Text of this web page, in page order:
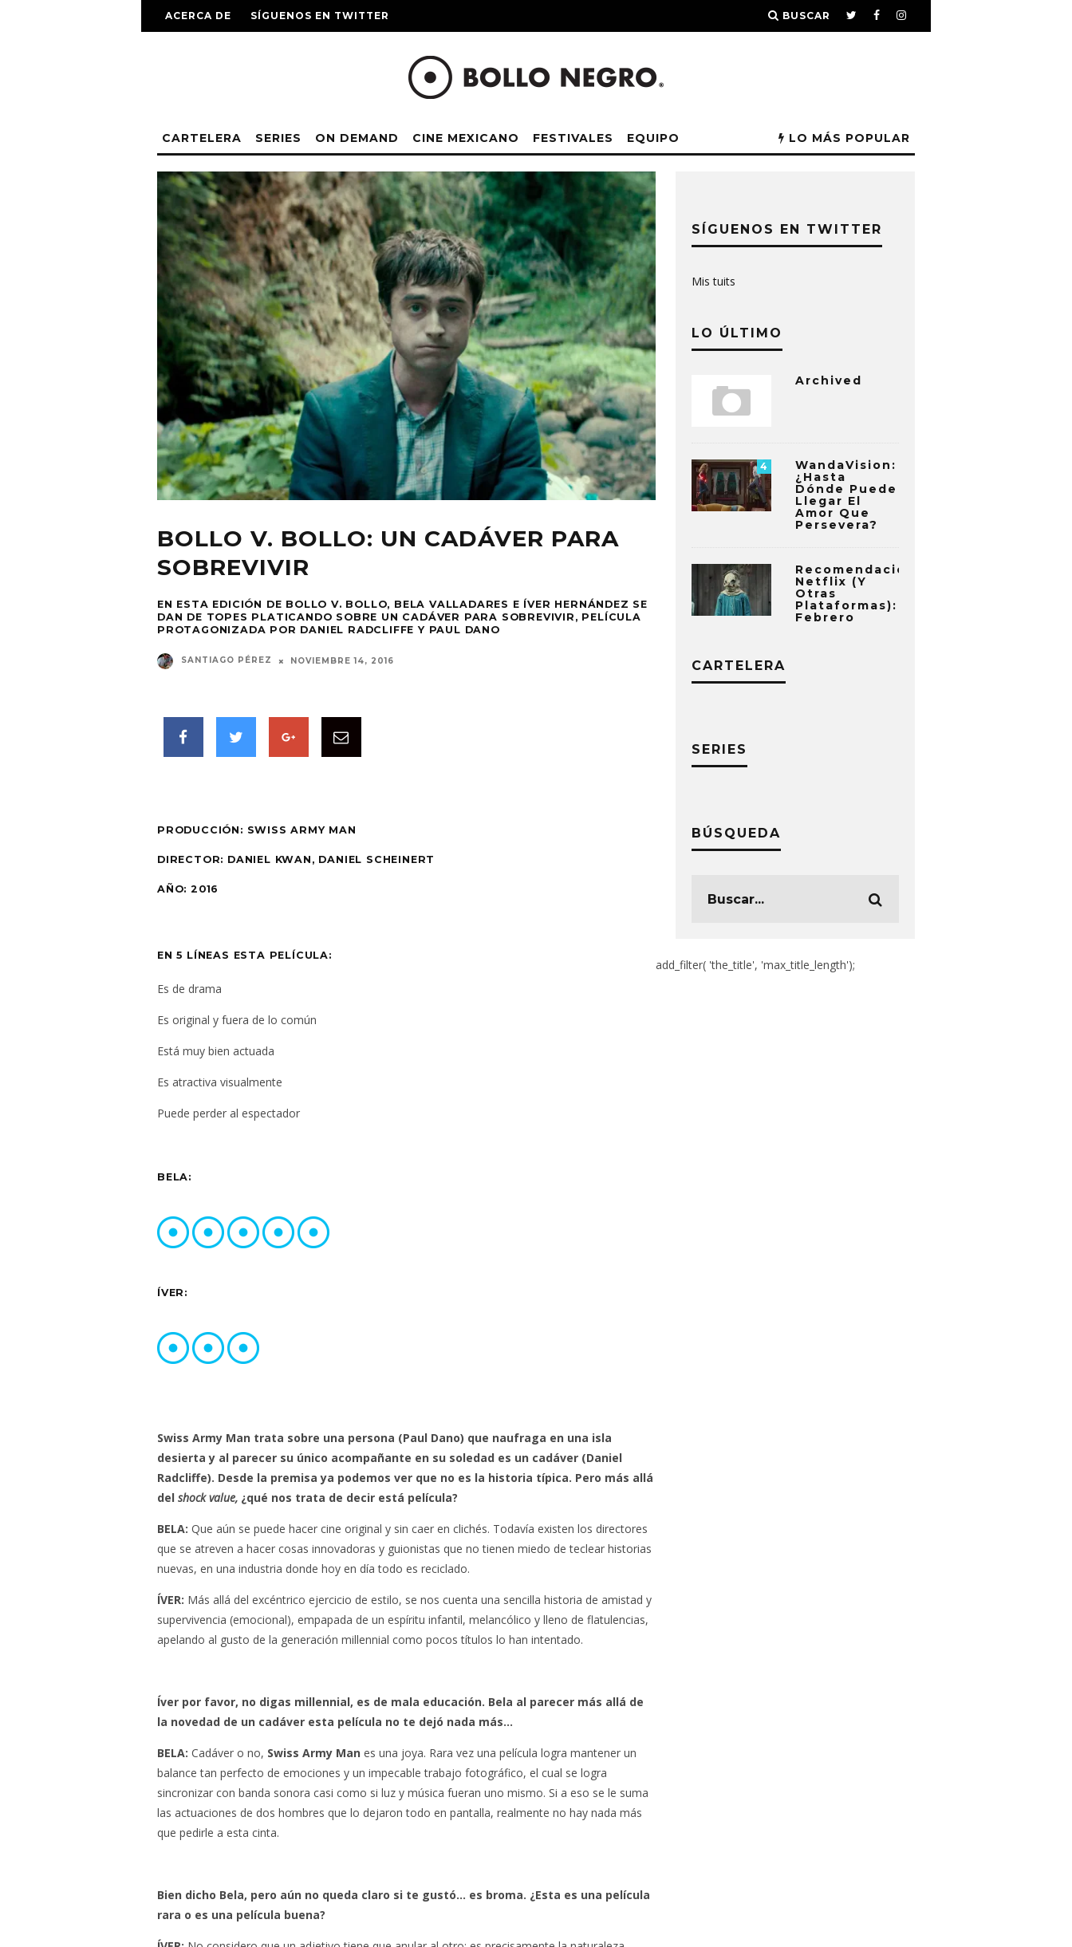
ACERCA DE SÍGUENOS EN TWITTER BUSCAR
CARTELERA SERIES ON DEMAND CINE MEXICANO FESTIVALES EQUIPO LO MÁS POPULAR
BOLLO V. BOLLO: UN CADÁVER PARA
SOBREVIVIR
EN ESTA EDICIÓN DE BOLLO V. BOLLO, BELA VALLADARES E ÍVER HERNÁNDEZ SE
DAN DE TOPES PLATICANDO SOBRE UN CADÁVER PARA SOBREVIVIR, PELÍCULA
PROTAGONIZADA POR DANIEL RADCLIFFE Y PAUL DANO
SANTIAGO PÉREZ NOVIEMBRE 14, 2016
PRODUCCIÓN: SWISS ARMY MAN
DIRECTOR: DANIEL KWAN, DANIEL SCHEINERT
AÑO: 2016
EN 5 LÍNEAS ESTA PELÍCULA:
Es de drama
Es original y fuera de lo común
Está muy bien actuada
Es atractiva visualmente
Puede perder al espectador
BELA:
ÍVER:
Swiss Army Man trata sobre una persona (Paul Dano) que naufraga en una isla
desierta y al parecer su único acompañante en su soledad es un cadáver (Daniel
Radcliffe). Desde la premisa ya podemos ver que no es la historia típica. Pero más allá
del shock value, ¿qué nos trata de decir está película?
BELA: Que aún se puede hacer cine original y sin caer en clichés. Todavía existen los directores
que se atreven a hacer cosas innovadoras y guionistas que no tienen miedo de teclear historias
nuevas, en una industria donde hoy en día todo es reciclado.
ÍVER: Más allá del excéntrico ejercicio de estilo, se nos cuenta una sencilla historia de amistad y
supervivencia (emocional), empapada de un espíritu infantil, melancólico y lleno de flatulencias,
apelando al gusto de la generación millennial como pocos títulos lo han intentado.
Íver por favor, no digas millennial, es de mala educación. Bela al parecer más allá de
la novedad de un cadáver esta película no te dejó nada más…
BELA: Cadáver o no, Swiss Army Man es una joya. Rara vez una película logra mantener un
balance tan perfecto de emociones y un impecable trabajo fotográfico, el cual se logra
sincronizar con banda sonora casi como si luz y música fueran uno mismo. Si a eso se le suma
las actuaciones de dos hombres que lo dejaron todo en pantalla, realmente no hay nada más
que pedirle a esta cinta.
Bien dicho Bela, pero aún no queda claro si te gustó… es broma. ¿Esta es una película
rara o es una película buena?
SÍGUENOS EN TWITTER
Mis tuits
LO ÚLTIMO
Archived
4
WandaVision:
¿Hasta
Dónde Puede
Llegar El
Amor Que
Persevera?
Recomendaciones
Netflix (y
Otras
Plataformas):
Febrero
CARTELERA
SERIES
BÚSQUEDA
add_filter( 'the_title', 'max_title_length');